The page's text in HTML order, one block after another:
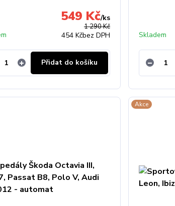
1 290 Kč
549 Kč/ks
454 Kčbez DPH
Přidat do košíku
Skladem
Akce